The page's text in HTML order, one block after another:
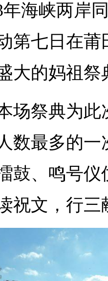
海峡两岸
第七日在
大的妈祖祭
场祭典为
数最多的
鼓、鸣号
祝文，行三